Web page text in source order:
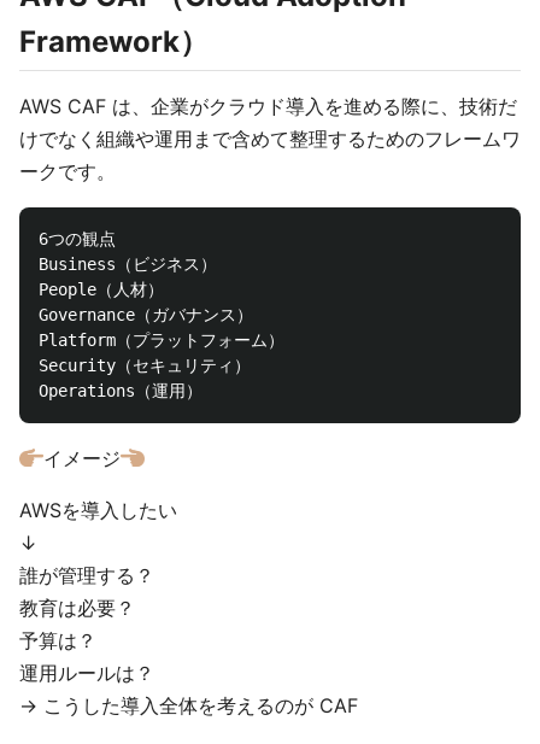
Framework）
AWS CAF は、企業がクラウド導入を進める際に、技術だ
けでなく組織や運用まで含めて整理するためのフレームワ
ークです。
6つの観点
Business（ビジネス）
People（人材）
Governance（ガバナンス）
Platform（プラットフォーム）
Security（セキュリティ）
イメージ
AWSを導入したい
↓
誰が管理する？
教育は必要？
予算は？
運用ルールは？
→ こうした導入全体を考えるのが CAF